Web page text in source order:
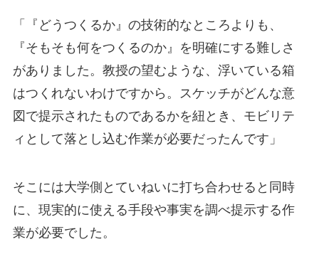
「『どうつくるか』の技術的なところよりも、
『そもそも何をつくるのか』を明確にする難しさ
がありました。教授の望むような、浮いている箱
はつくれないわけですから。スケッチがどんな意
図で提示されたものであるかを紐とき、モビリテ
ィとして落とし込む作業が必要だったんです」
そこには大学側とていねいに打ち合わせると同時
に、現実的に使える手段や事実を調べ提示する作
業が必要でした。